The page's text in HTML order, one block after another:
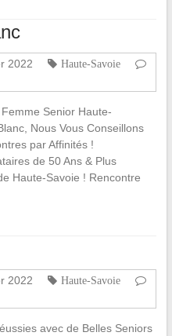
2022
Haute-Savoie
Senior Haute-
Nous Vous Conseillons
par Affinités !
de 50 Ans & Plus
Haute-Savoie ! Rencontre
2022
Haute-Savoie
avec de Belles Seniors